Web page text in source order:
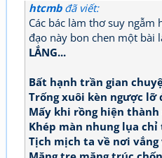
htcmbđã viết:
Các bác làm thơ suy ngẫm
đạo này bon chen một bài
LẮNG...
Bất hạnh trần gian
Trống xuôi kèn ngược lỡ
Mấy khi rồng hiện
Khép màn nhung lụa
Tịch mịch ta về nơi vắng